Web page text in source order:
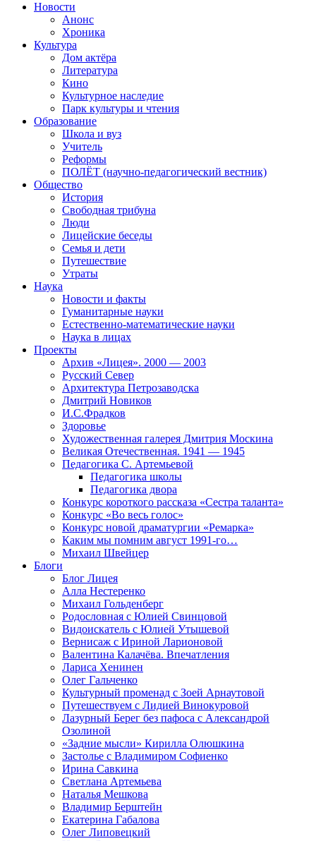
Новости
Анонс
Хроника
Культура
Дом актёра
Литература
Кино
Культурное наследие
Парк культуры и чтения
Образование
Школа и вуз
Учитель
Реформы
ПОЛЁТ (научно-педагогический вестник)
Общество
История
Свободная трибуна
Люди
Лицейские беседы
Семья и дети
Путешествие
Утраты
Наука
Новости и факты
Гуманитарные науки
Естественно-математические науки
Наука в лицах
Проекты
Архив «Лицея». 2000 — 2003
Русский Север
Архитектура Петрозаводска
Дмитрий Новиков
И.С.Фрадков
Здоровье
Художественная галерея Дмитрия Москина
Великая Отечественная. 1941 — 1945
Педагогика С. Артемьевой
Педагогика школы
Педагогика двора
Конкурс короткого рассказа «Сестра таланта»
Конкурс «Во весь голос»
Конкурс новой драматургии «Ремарка»
Каким мы помним август 1991-го…
Михаил Швейцер
Блоги
Блог Лицея
Алла Нестеренко
Михаил Гольденберг
Родословная с Юлией Свинцовой
Видоискатель с Юлией Утышевой
Вернисаж с Ириной Ларионовой
Валентина Калачёва. Впечатления
Лариса Хенинен
Олег Гальченко
Культурный променад с Зоей Арнаутовой
Путешествуем с Лидией Винокуровой
Лазурный Берег без пафоса с Александрой
Озолиной
«Задние мысли» Кирилла Олюшкина
Застолье с Владимиром Софиенко
Ирина Савкина
Светлана Артемьева
Наталья Мешкова
Владимир Берштейн
Екатерина Габалова
Олег Липовецкий